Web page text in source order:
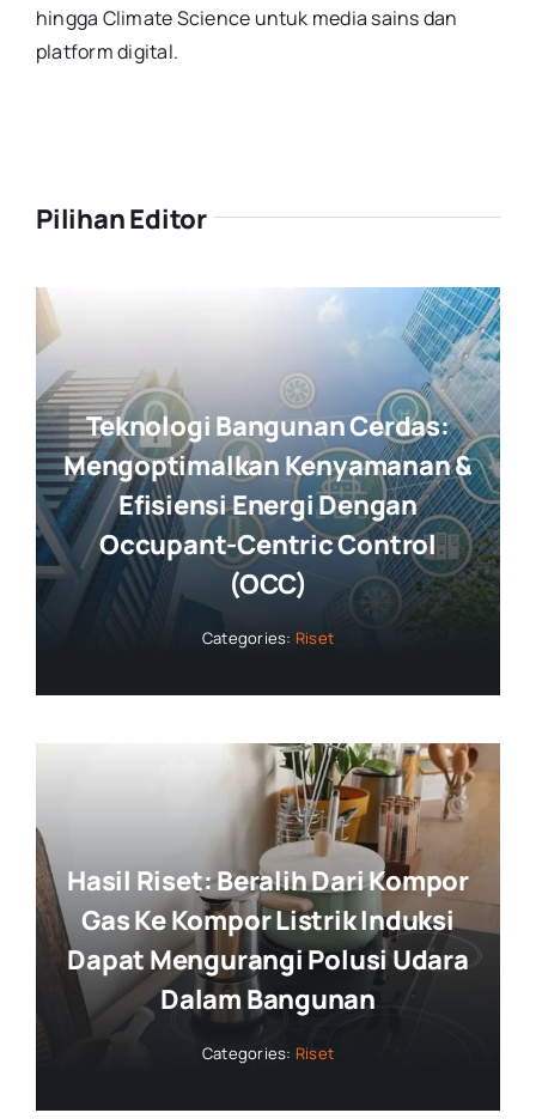
hingga Climate Science untuk media sains dan
platform digital.
Pilihan Editor
Teknologi Bangunan Cerdas:
Mengoptimalkan Kenyamanan &
Efisiensi Energi Dengan
Occupant-Centric Control
(OCC)
Categories: Riset
Hasil Riset: Beralih Dari Kompor
Gas Ke Kompor Listrik Induksi
Dapat Mengurangi Polusi Udara
Dalam Bangunan
Categories: Riset